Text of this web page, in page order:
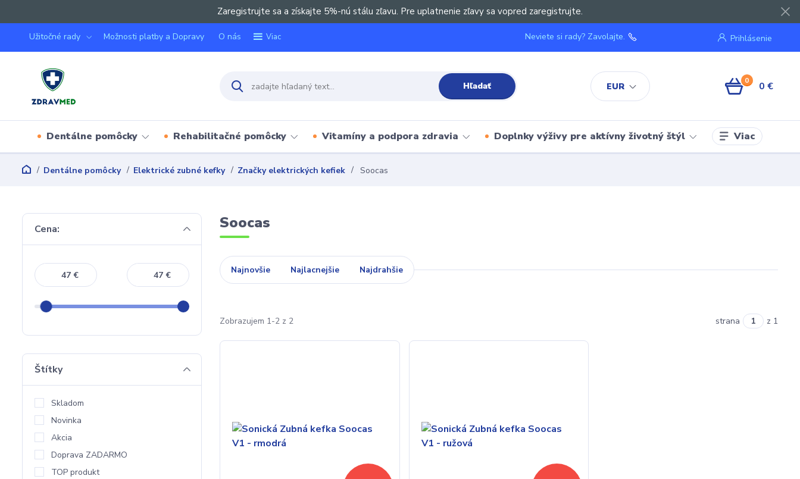
Zaregistrujte sa a získajte 5%-nú stálu zľavu. Pre uplatnenie zľavy sa vopred zaregistrujte.
Užitočné rady Možnosti platby a Dopravy O nás Viac
EUR
Prihlásenie
Hľadať
Neviete si rady? Zavolajte.
0 0 €
Dentálne pomôcky Rehabilitačné pomôcky Vitamíny a podpora zdravia Doplnky výživy pre aktívny životný štýl Viac
Dentálne pomôcky Elektrické zubné kefky Značky elektrických kefiek Soocas
Soocas
Najnovšie Najlacnejšie Najdrahšie
Zobrazujem 1-2 z 2 strana z 1
Cena:
€ €
Štítky
Skladom
Novinka
Akcia
Doprava ZADARMO
TOP produkt